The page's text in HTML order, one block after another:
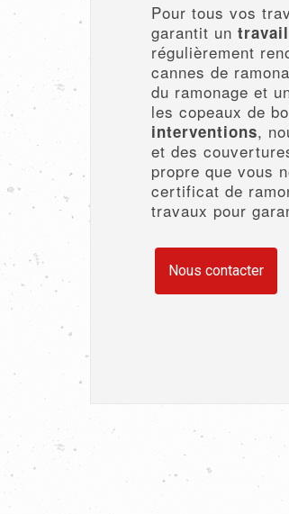
Pour tous vos
garantit un
régulièrement
cannes de
du ramonage et
les copeaux de
interventions,
et des
propre que vous
certificat de
travaux pour
Nous contacter